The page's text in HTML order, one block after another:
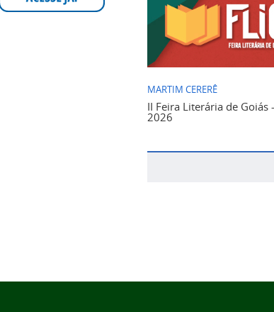
MARTIM CERERÊ
II Feira Literária de Goiás
2026